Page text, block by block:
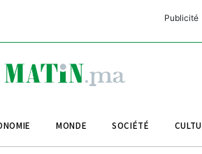
Publicité
MONDE SOCIÉTÉ